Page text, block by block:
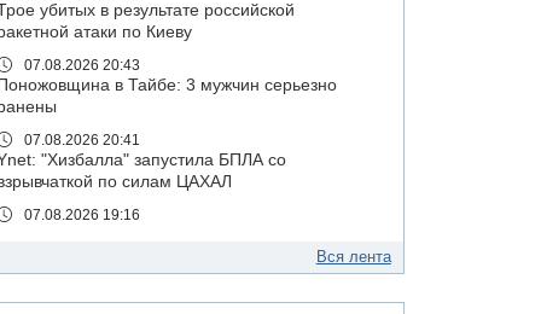
убитых в результате российской
атаки по Киеву
07.08.2026 20:43
Поножовщина в Тайбе: 3 мужчин серьезно
07.08.2026 20:41
"Хизбалла" запустила БПЛА со
по силам ЦАХАЛ
07.08.2026 19:16
Вся лента